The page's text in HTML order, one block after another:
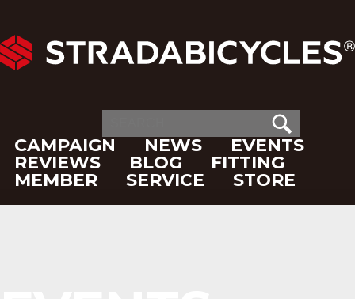
CAMPAIGN NEWS
EVENTS
REVIEWS
BLOG
FITTING
MEMBER
SERVICE STORE